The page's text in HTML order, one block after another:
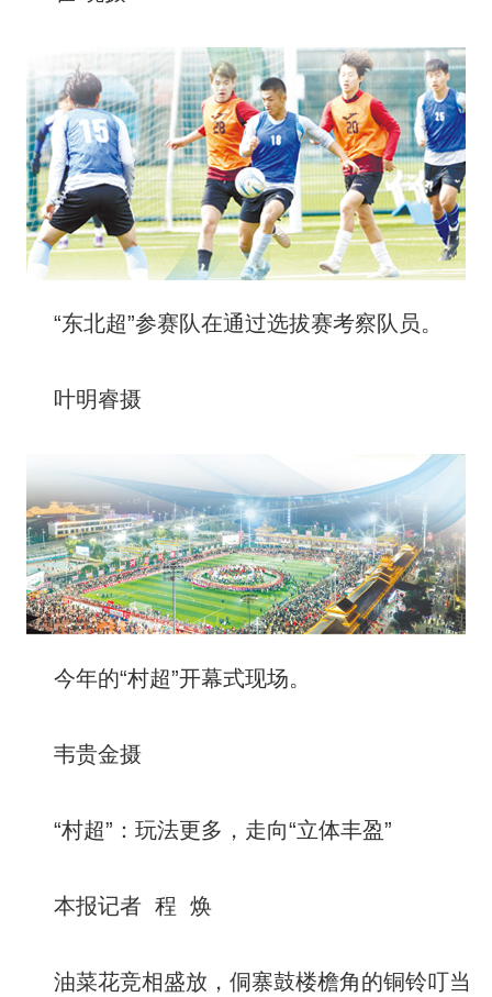
“东北超”参赛队在通过选拔赛考察队员。
叶明睿摄
今年的“村超”开幕式现场。
韦贵金摄
“村超”：玩法更多，走向“立体丰盈”
本报记者 程 焕
油菜花竞相盛放，侗寨鼓楼檐角的铜铃叮当